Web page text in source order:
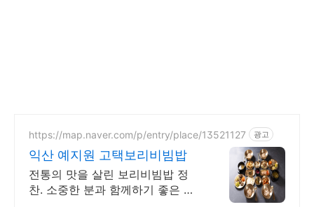
https://map.naver.com/p/entry/place/13521127 광고
익산 예지원 고택보리비빔밥
전통의 맛을 살린 보리비빔밥 정
찬. 소중한 분과 함께하기 좋은 고